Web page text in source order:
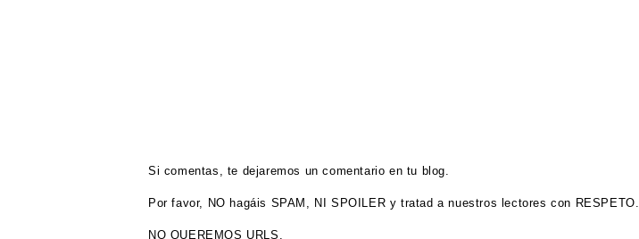
Si comentas, te dejaremos un comentario en tu blog.
Por favor, NO hagáis SPAM, NI SPOILER y tratad a nuestros lectores con RESPETO.
NO QUEREMOS URLS.